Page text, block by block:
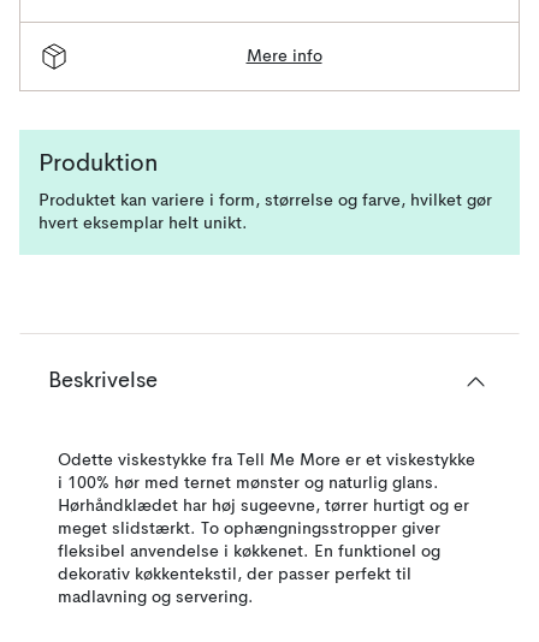
Mere info
Produktion
Produktet kan variere i form, størrelse og farve, hvilket gør
hvert eksemplar helt unikt.
Beskrivelse
Odette viskestykke fra Tell Me More er et viskestykke
i 100% hør med ternet mønster og naturlig glans.
Hørhåndklædet har høj sugeevne, tørrer hurtigt og er
meget slidstærkt. To ophængningsstropper giver
fleksibel anvendelse i køkkenet. En funktionel og
dekorativ køkkentekstil, der passer perfekt til
madlavning og servering.